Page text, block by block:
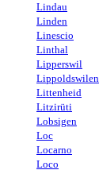
Lindau
Linden
Linescio
Linthal
Lipperswil
Lippoldswilen
Littenheid
Litzirüti
Lobsigen
Loc
Locarno
Loco